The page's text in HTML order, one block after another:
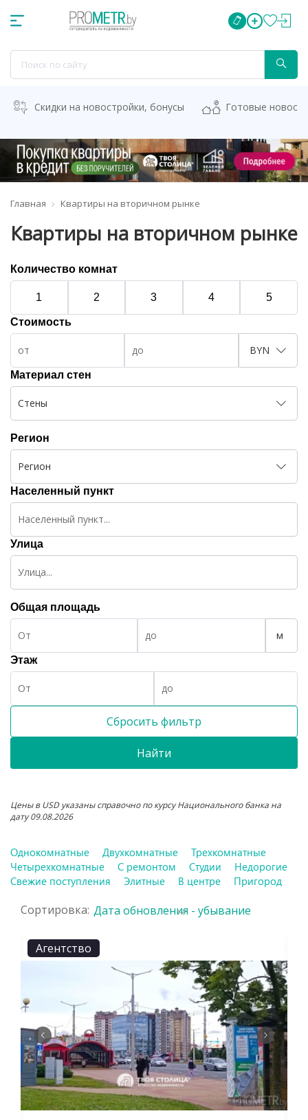
Скидки на новостройки, бонусы Готовые
Главная Квартиры на вторичном рынке
Квартиры на вторичном рынке
Количество комнат
1 2 3 4 5
Стоимость
BYN
Материал стен
Стены
Регион
Регион
Населенный пункт
Улица
Общая площадь
м
Этаж
Сбросить фильтр
Найти
Цены в USD указаны справочно по курсу Национального банка на
дату 09.08.2026
Однокомнатные Двухкомнатные
Трехкомнатные
Четырехкомнатные
С ремонтом Студии
Недорогие
Свежие поступления
Элитные В центре Пригород
Сортировка: Дата обновления - убывание
Агентство